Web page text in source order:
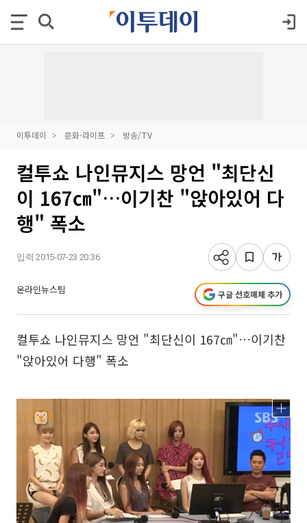
이투데이 문화·라이프 방송/TV
컬투쇼 나인뮤지스 망언 "최단신
이 167㎝"…이기찬 "앉아있어 다
행" 폭소
입력 2015-07-23 20:36
온라인뉴스팀 구글 선호매체 추가
컬투쇼 나인뮤지스 망언 "최단신이 167㎝"…이기찬
"앉아있어 다행" 폭소